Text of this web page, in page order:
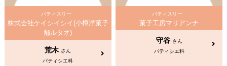
パティスリー
株式会社ケイシイシイ(小樽洋菓子
舗ルタオ)
荒木 さん
パティシエ科
パティスリー
菓子工房マリアンナ
守谷 さん
パティシエ科